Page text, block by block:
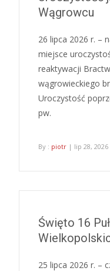
Wągrowcu
26 lipca 2026 r. –
miejsce
reaktywacji
wągrowieckiego
Uroczystość
pw.
By : piotr | lip 28, 2026
Święto 16
25 lipca 2026 r. –